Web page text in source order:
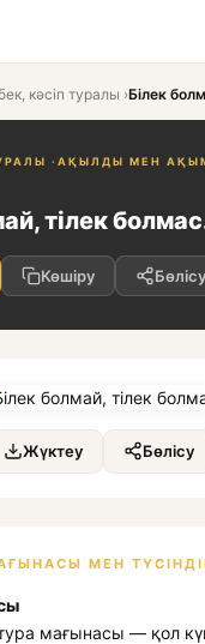
кәсіп туралы ›Білек
· АҚЫЛДЫ МЕН
тілек
Көшіру Бөлісу
Жүктеу Бөлісу
МЕН
мағынасы — қол